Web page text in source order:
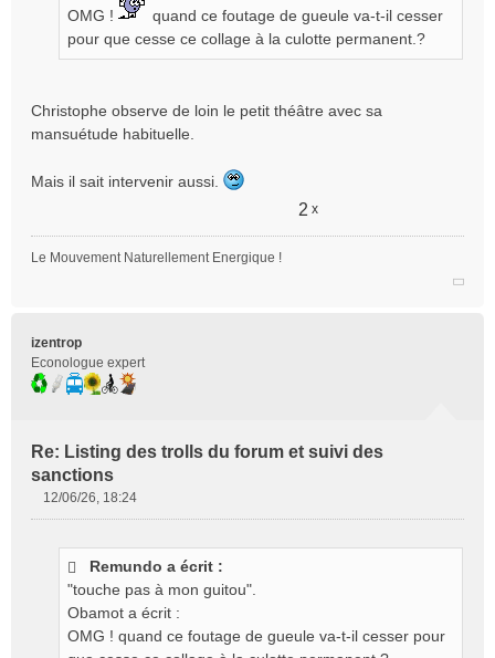
OMG !
quand ce foutage de gueule va-t-il cesser
pour que cesse ce collage à la culotte permanent.?
Christophe observe de loin le petit théâtre avec sa
mansuétude habituelle.
Mais il sait intervenir aussi.
2 x
Le Mouvement Naturellement Energique !
izentrop
Econologue expert
Re: Listing des trolls du forum et suivi des
sanctions
12/06/26, 18:24
Remundo a écrit :
"touche pas à mon guitou".
Obamot a écrit :
OMG ! quand ce foutage de gueule va-t-il cesser pour